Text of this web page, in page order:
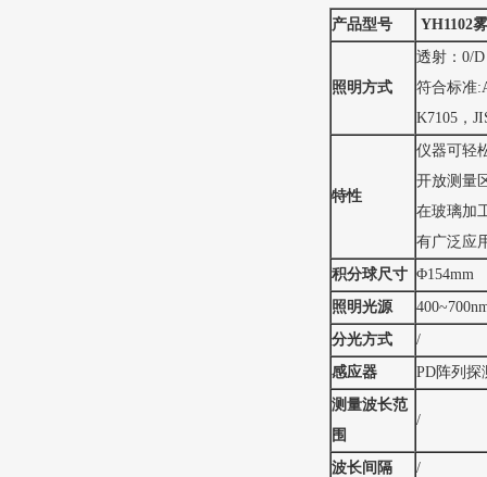
产品型号 YH1102
照明方式
透射：0/
符合标准
K7105，
特性
仪器可轻
开放测量
在玻璃加
有广泛应
积分球尺寸 Φ154mm
照明光源
分光方式
/
感应器
PD阵列探
测量波长范
围
/
波长间隔
/